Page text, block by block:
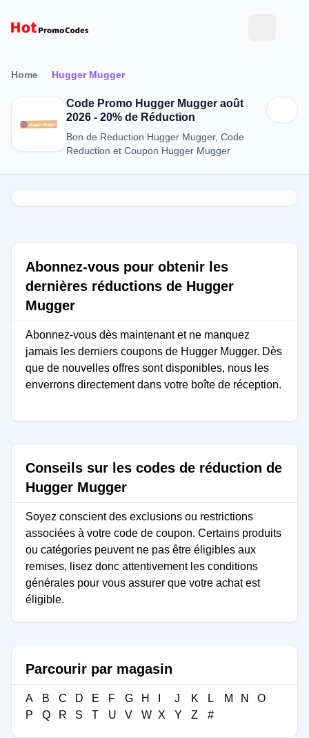
Home Hugger Mugger
Code Promo Hugger Mugger août
2026 - 20% de Réduction
Bon de Reduction Hugger Mugger, Code
Reduction et Coupon Hugger Mugger
Abonnez-vous pour obtenir les
dernières réductions de Hugger
Mugger
Abonnez-vous dès maintenant et ne manquez
jamais les derniers coupons de Hugger Mugger. Dès
que de nouvelles offres sont disponibles, nous les
enverrons directement dans votre boîte de réception.
Conseils sur les codes de réduction de
Hugger Mugger
Soyez conscient des exclusions ou restrictions
associées à votre code de coupon. Certains produits
ou catégories peuvent ne pas être éligibles aux
remises, lisez donc attentivement les conditions
générales pour vous assurer que votre achat est
éligible.
Parcourir par magasin
A B C D E F G H J K L M N
O
P
Q R S T U V W X Y Z #